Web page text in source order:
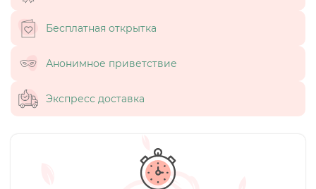
Бесплатная открытка
Анонимное приветствие
Экспресс доставка